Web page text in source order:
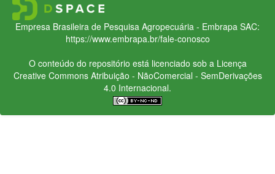
Empresa Brasileira de Pesquisa Agropecuária - Embrapa SAC:
https://www.embrapa.br/fale-conosco
O conteúdo do repositório está licenciado sob a Licença
Creative CommonsAtribuição - NãoComercial - SemDerivações
4.0 Internacional.